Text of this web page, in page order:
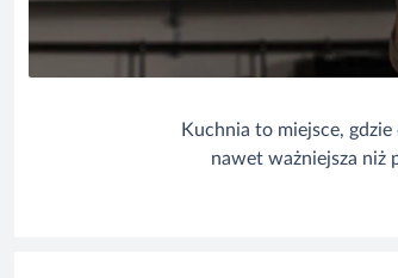
Kuchnia to miejsce,
nawet ważniejsza niż